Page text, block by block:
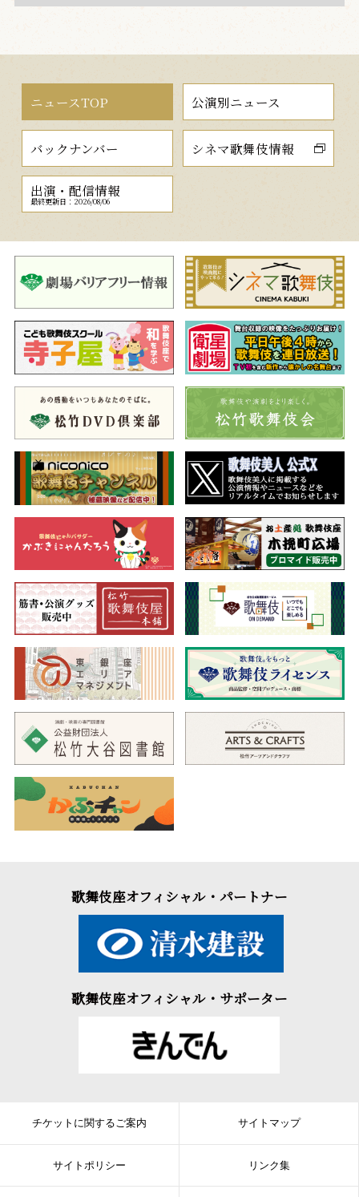
ニュースTOP 公演別ニュース
バックナンバー シネマ歌舞伎情報
出演・配信情報
最終更新日：2026/08/06
歌舞伎座オフィシャル・パートナー
歌舞伎座オフィシャル・サポーター
チケットに関するご案内 サイトマップ
サイトポリシー リンク集